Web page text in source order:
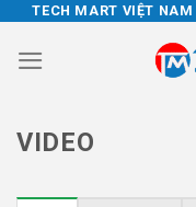
Skip
content
TECH MART VIỆT
VIDEO